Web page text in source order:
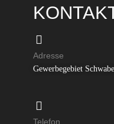
Adresse
Gewerbegebiet
Telefon